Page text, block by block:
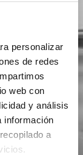
personalizar
de redes
web con
y análisis
información
a